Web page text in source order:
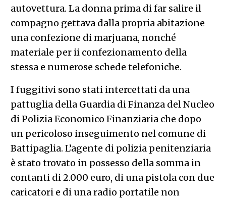
autovettura. La donna prima di far salire il
compagno gettava dalla propria abitazione
una confezione di marjuana, nonché
materiale per ii confezionamento della
stessa e numerose schede telefoniche.
I fuggitivi sono stati intercettati da una
pattuglia della Guardia di Finanza del Nucleo
di Polizia Economico Finanziaria che dopo
un pericoloso inseguimento nel comune di
Battipaglia. L’agente di polizia penitenziaria
è stato trovato in possesso della somma in
contanti di 2.000 euro, di una pistola con due
caricatori e di una radio portatile non